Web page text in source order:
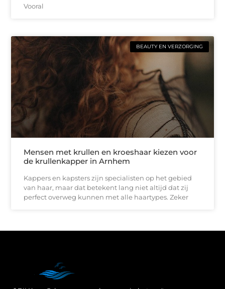
Vooral
BEAUTY EN VERZORGING
Mensen met krullen en kroeshaar kiezen voor
de krullenkapper in Arnhem
Kappers en kapsters zijn specialisten op het gebied
van haar, maar dat betekent lang niet altijd dat zij
perfect overweg kunnen met alle haartypes. Zeker